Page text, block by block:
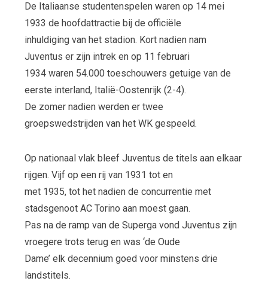
De Italiaanse studentenspelen waren op 14 mei
1933 de hoofdattractie bij de officiële
inhuldiging van het stadion. Kort nadien nam
Juventus er zijn intrek en op 11 februari
1934 waren 54.000 toeschouwers getuige van de
eerste interland, Italië-Oostenrijk (2-4).
De zomer nadien werden er twee
groepswedstrijden van het WK gespeeld.
Op nationaal vlak bleef Juventus de titels aan elkaar
rijgen. Vijf op een rij van 1931 tot en
met 1935, tot het nadien de concurrentie met
stadsgenoot AC Torino aan moest gaan.
Pas na de ramp van de Superga vond Juventus zijn
vroegere trots terug en was ‘de Oude
Dame’ elk decennium goed voor minstens drie
landstitels.